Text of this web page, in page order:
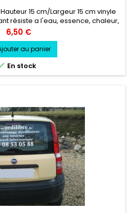
15 cm/Largeur 15 cm vinyle
résiste a l'eau, essence, chaleur,
froid.
Prix
6,50 €
au panier
En stock